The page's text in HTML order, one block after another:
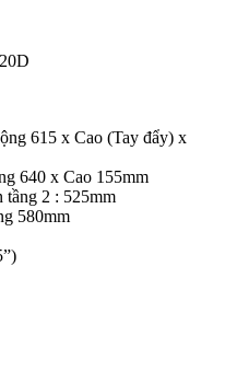
615 x Cao (Tay đẩy) x
640 x Cao 155mm
tầng 2 : 525mm
580mm